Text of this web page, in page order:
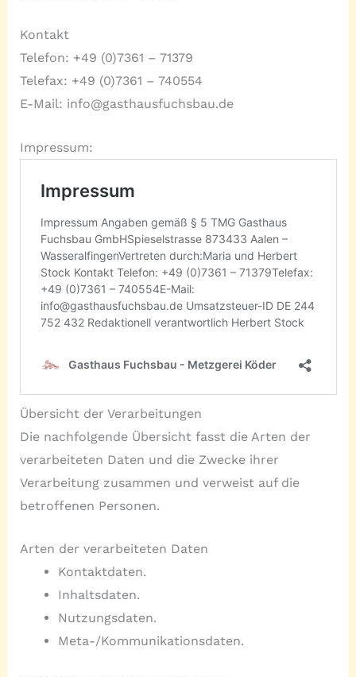
Kontakt
Telefon: +49 (0)7361 – 71379
Telefax: +49 (0)7361 – 740554
E-Mail: info@gasthausfuchsbau.de
Impressum:
Übersicht der Verarbeitungen
Die nachfolgende Übersicht fasst die Arten der
verarbeiteten Daten und die Zwecke ihrer
Verarbeitung zusammen und verweist auf die
betroffenen Personen.
Arten der verarbeiteten Daten
Kontaktdaten.
Inhaltsdaten.
Nutzungsdaten.
Meta-/Kommunikationsdaten.